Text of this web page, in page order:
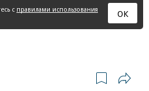
с правилами использования
ОК